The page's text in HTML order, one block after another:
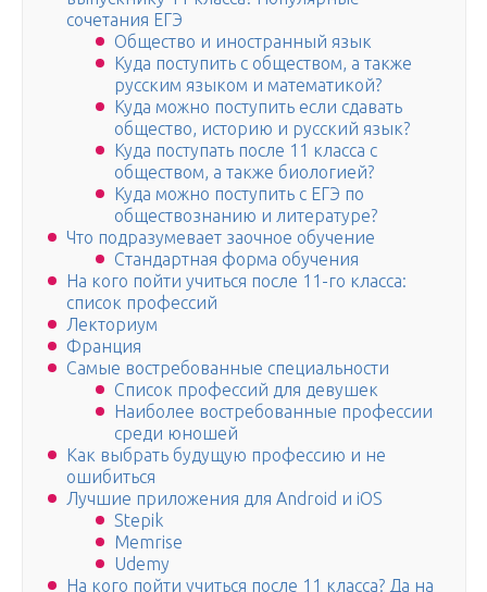
сочетания ЕГЭ
Общество и иностранный язык
Куда поступить с обществом, а также
русским языком и математикой?
Куда можно поступить если сдавать
общество, историю и русский язык?
Куда поступать после 11 класса с
обществом, а также биологией?
Куда можно поступить с ЕГЭ по
обществознанию и литературе?
Что подразумевает заочное обучение
Стандартная форма обучения
На кого пойти учиться после 11-го класса:
список профессий
Лекториум
Франция
Самые востребованные специальности
Список профессий для девушек
Наиболее востребованные профессии
среди юношей
Как выбрать будущую профессию и не
ошибиться
Лучшие приложения для Android и iOS
Stepik
Memrise
Udemy
На кого пойти учиться после 11 класса? Да на